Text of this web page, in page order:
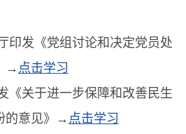
印发《党组讨论和决定党员处
→ 点击学习
《关于进一步保障和改善民生
的意见》→ 点击学习